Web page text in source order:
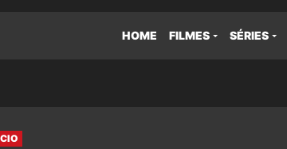
HOME FILMES SÉRIES